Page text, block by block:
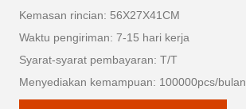
Kemasan rincian: 56X27X41CM
Waktu pengiriman: 7-15 hari kerja
Syarat-syarat pembayaran: T/T
Menyediakan kemampuan: 100000pcs/bulan